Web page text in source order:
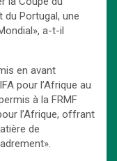
du Portugal, une
a-t-il
en avant
pour l’Afrique au
à la FRMF
l’Afrique, offrant
de